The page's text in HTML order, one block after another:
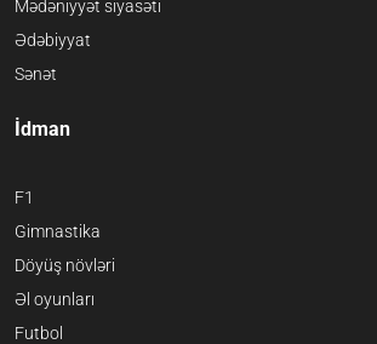
Mədəniyyət siyasəti
Ədəbiyyat
Sənət
İdman
F1
Gimnastika
Döyüş növləri
Əl oyunları
Futbol